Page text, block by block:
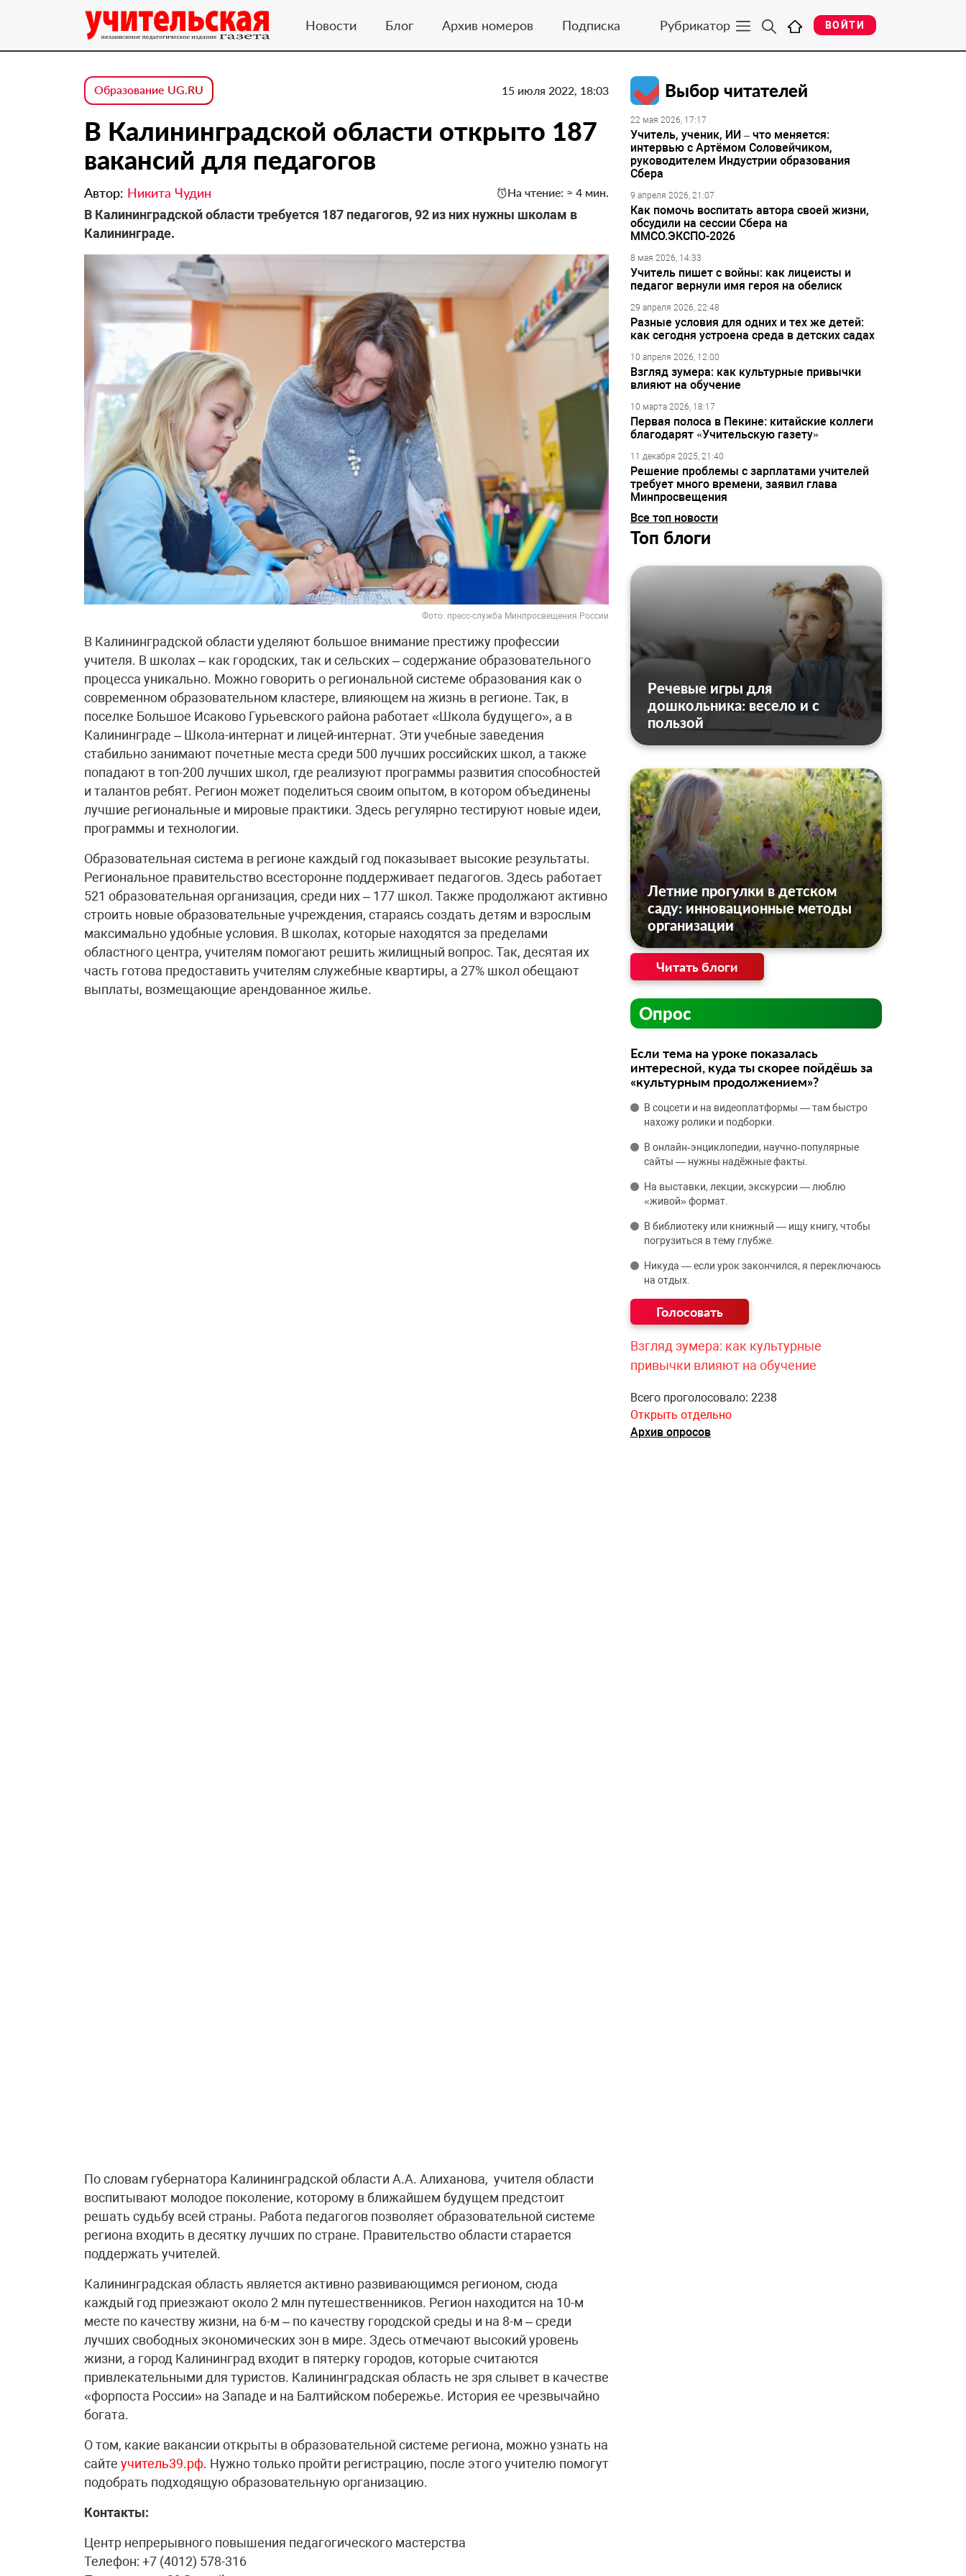
Новости Блог Архив номеров Подписка Рубрикатор ВОЙТИ
Образование UG.RU 15 июля 2022, 18:03
В Калининградской области открыто 187
вакансий для педагогов
Автор: Никита Чудин На чтение: ≈ 4 мин.
В Калининградской области требуется 187 педагогов, 92 из них нужны школам в
Калининграде.
Фото: пресс-служба Минпросвещения России
В Калининградской области уделяют большое внимание престижу профессии
учителя. В школах – как городских, так и сельских – содержание образовательного
процесса уникально. Можно говорить о региональной системе образования как о
современном образовательном кластере, влияющем на жизнь в регионе. Так, в
поселке Большое Исаково Гурьевского района работает «Школа будущего», а в
Калининграде – Школа-интернат и лицей-интернат. Эти учебные заведения
стабильно занимают почетные места среди 500 лучших российских школ, а также
попадают в топ-200 лучших школ, где реализуют программы развития способностей
и талантов ребят. Регион может поделиться своим опытом, в котором объединены
лучшие региональные и мировые практики. Здесь регулярно тестируют новые идеи,
программы и технологии.
Образовательная система в регионе каждый год показывает высокие результаты.
Региональное правительство всесторонне поддерживает педагогов. Здесь работает
521 образовательная организация, среди них – 177 школ. Также продолжают активно
строить новые образовательные учреждения, стараясь создать детям и взрослым
максимально удобные условия. В школах, которые находятся за пределами
областного центра, учителям помогают решить жилищный вопрос. Так, десятая их
часть готова предоставить учителям служебные квартиры, а 27% школ обещают
выплаты, возмещающие арендованное жилье.
По словам губернатора Калининградской области А.А. Алиханова, учителя области
воспитывают молодое поколение, которому в ближайшем будущем предстоит
решать судьбу всей страны. Работа педагогов позволяет образовательной системе
региона входить в десятку лучших по стране. Правительство области старается
поддержать учителей.
Калининградская область является активно развивающимся регионом, сюда
каждый год приезжают около 2 млн путешественников. Регион находится на 10-м
месте по качеству жизни, на 6-м – по качеству городской среды и на 8-м – среди
лучших свободных экономических зон в мире. Здесь отмечают высокий уровень
жизни, а город Калининград входит в пятерку городов, которые считаются
привлекательными для туристов. Калининградская область не зря слывет в качестве
«форпоста России» на Западе и на Балтийском побережье. История ее чрезвычайно
богата.
О том, какие вакансии открыты в образовательной системе региона, можно узнать на
сайте учитель39.рф. Нужно только пройти регистрацию, после этого учителю помогут
подобрать подходящую образовательную организацию.
Контакты:
Центр непрерывного повышения педагогического мастерства
Телефон: +7 (4012) 578-316
Выбор читателей
22 мая 2026, 17:17
Учитель, ученик, ИИ – что меняется:
интервью с Артёмом Соловейчиком,
руководителем Индустрии образования
Сбера
9 апреля 2026, 21:07
Как помочь воспитать автора своей жизни,
обсудили на сессии Сбера на
ММСО.ЭКСПО-2026
8 мая 2026, 14:33
Учитель пишет с войны: как лицеисты и
педагог вернули имя героя на обелиск
29 апреля 2026, 22:48
Разные условия для одних и тех же детей:
как сегодня устроена среда в детских садах
10 апреля 2026, 12:00
Взгляд зумера: как культурные привычки
влияют на обучение
10 марта 2026, 18:17
Первая полоса в Пекине: китайские коллеги
благодарят «Учительскую газету»
11 декабря 2025, 21:40
Решение проблемы с зарплатами учителей
требует много времени, заявил глава
Минпросвещения
Все топ новости
Топ блоги
Речевые игры для
дошкольника: весело и с
пользой
Летние прогулки в детском
саду: инновационные методы
организации
Читать блоги
Опрос
Если тема на уроке показалась
интересной, куда ты скорее пойдёшь за
«культурным продолжением»?
В соцсети и на видеоплатформы — там быстро
нахожу ролики и подборки.
В онлайн‑энциклопедии, научно‑популярные
сайты — нужны надёжные факты.
На выставки, лекции, экскурсии — люблю
«живой» формат.
В библиотеку или книжный — ищу книгу, чтобы
погрузиться в тему глубже.
Никуда — если урок закончился, я переключаюсь
на отдых.
Взгляд зумера: как культурные
привычки влияют на обучение
Всего проголосовало: 2238
Открыть отдельно
Архив опросов